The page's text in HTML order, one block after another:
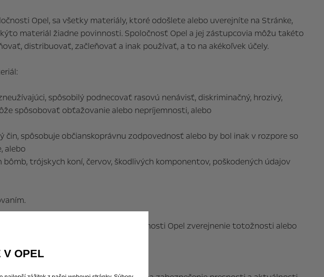
Opel, sa všetky materiály, ktoré odošlete alebo uverejníte na Stránke,
materiál žiadne povinnosti. Spoločnosť Opel a jej zástupcovia môžu takéto
distribuovať, začleňovať a inak používať, a to na akékoľvek účely.
spôsobilý podnecovať rasovú nenávisť, diskriminačný, hrozivý,
spôsobovať obťažovanie alebo nepríjemnosti, alebo
spôsobuje občianskoprávnu zodpovednosť alebo by bol inak v rozpore so
alebo
trójskych koní, červov, škodlivých komponentov, poškodených údajov
nariadia alebo nariaďujú spoločnosti Opel zverejnenie totožnosti alebo
V OPEL